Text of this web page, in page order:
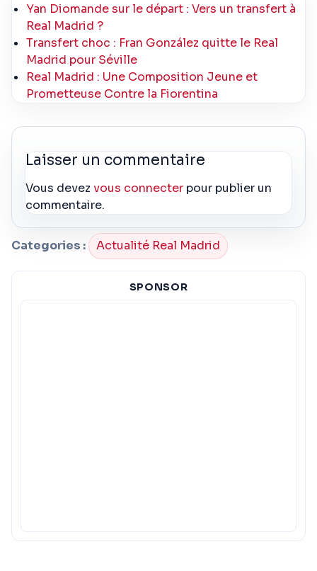
Yan Diomande sur le départ : Vers un transfert à
Real Madrid ?
Transfert choc : Fran González quitte le Real
Madrid pour Séville
Real Madrid : Une Composition Jeune et
Prometteuse Contre la Fiorentina
Laisser un commentaire
Vous devezvous connecter pour publier un
commentaire.
Categories : Actualité Real Madrid
SPONSOR